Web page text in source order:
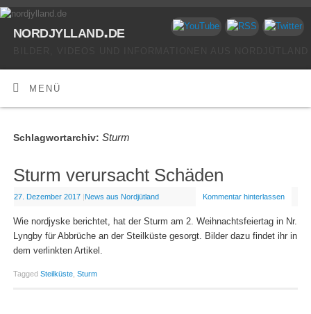
nordjylland.de
MENÜ
Schlagwortarchiv: Sturm
Sturm verursacht Schäden
27. Dezember 2017 |News aus Nordjütland Kommentar hinterlassen
Wie nordjyske berichtet, hat der Sturm am 2. Weihnachtsfeiertag in Nr.
Lyngby für Abbrüche an der Steilküste gesorgt. Bilder dazu findet ihr in
dem verlinkten Artikel.
Tagged Steilküste, Sturm